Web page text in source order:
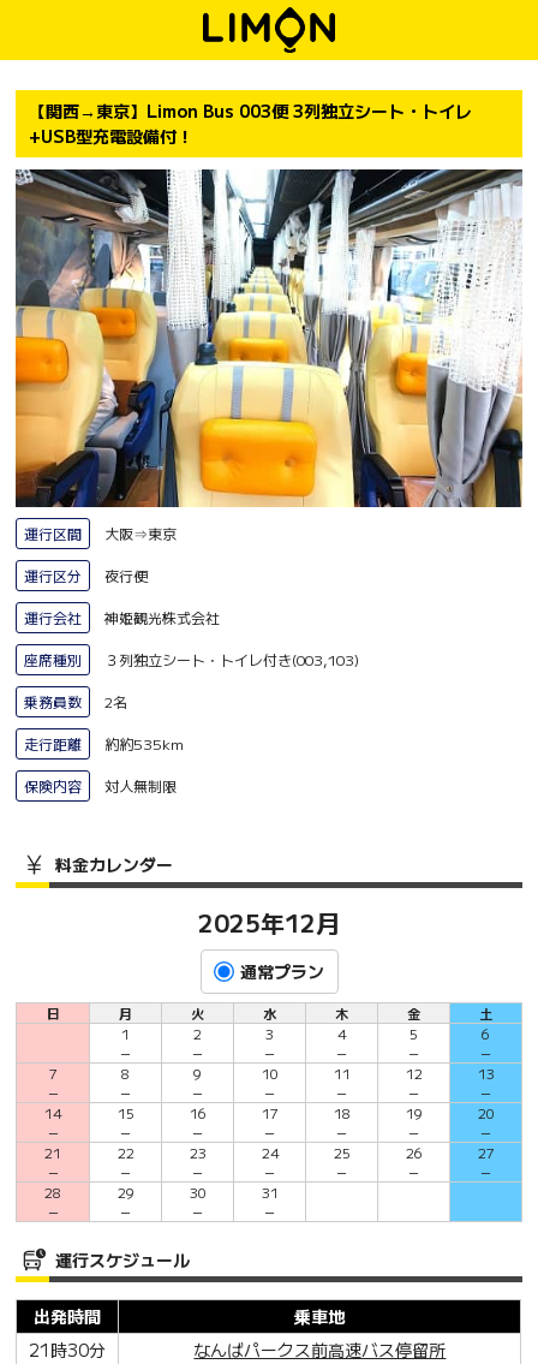
【関西→東京】Limon Bus 003便 3列独立シート・トイレ
+USB型充電設備付！
運行区間 大阪⇒東京
運行区分 夜行便
運行会社 神姫観光株式会社
座席種別 ３列独立シート・トイレ付き(003,103)
乗務員数 2名
走行距離 約約535km
保険内容 対人無制限
料金カレンダー
2025年12月
通常プラン
日 月 火 水 木 金
土
1
－
2
－
3
－
4
－
5
－
6
－
7
－
8
－
9
－
10
－
11
－
12
－
13
－
14
－
15
－
16
－
17
－
18
－
19
－
20
－
21
－
22
－
23
－
24
－
25
－
26
－
27
－
28
－
29
－
30
－
31
－
運行スケジュール
出発時間
乗車地
21時30分
なんばパークス前高速バス停留所